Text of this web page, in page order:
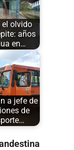
el olvido
años
en…
a jefe de
de